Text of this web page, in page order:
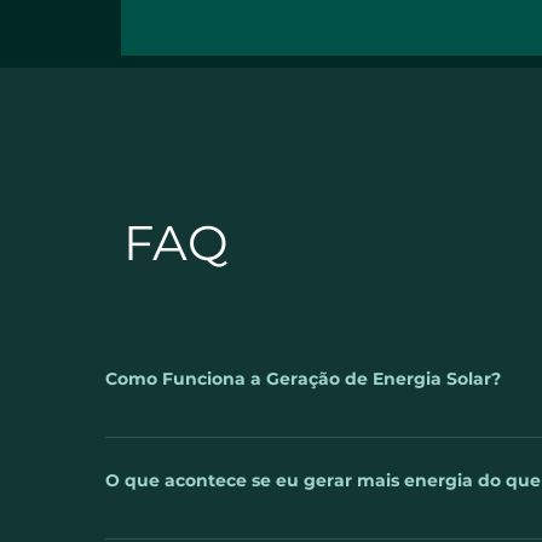
SOLAR NÃO FAZ | WB
FAQ
Como Funciona a Geração de Energia Solar?
A luz do sol é captada pelos painéis fotovoltaicos.
sua rede elétrica, assim você poderá usa-lá desde
O que acontece se eu gerar mais energia do